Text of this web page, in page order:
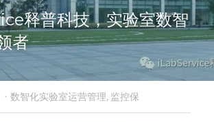
文释普科技，实验室数智
者
· 数智化实验室运营管理, 监控保